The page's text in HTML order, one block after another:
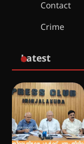
Contact
Crime
Latest